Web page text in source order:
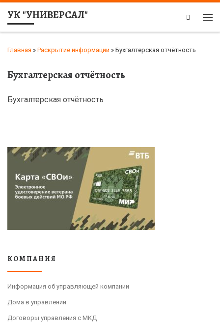
УК "УНИВЕРСАЛ" Search
Главная » Раскрытие информации » Бухгалтерская отчётность
Бухгалтерская отчётность
Бухгалтерская отчётность
КОМПАНИЯ
Информация об управляющей компании
Дома в управлении
Договоры управления с МКД